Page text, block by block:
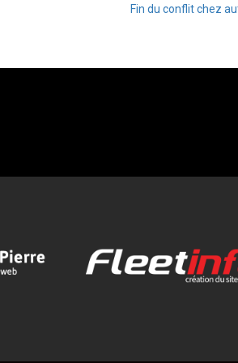
Fin du conflit chez